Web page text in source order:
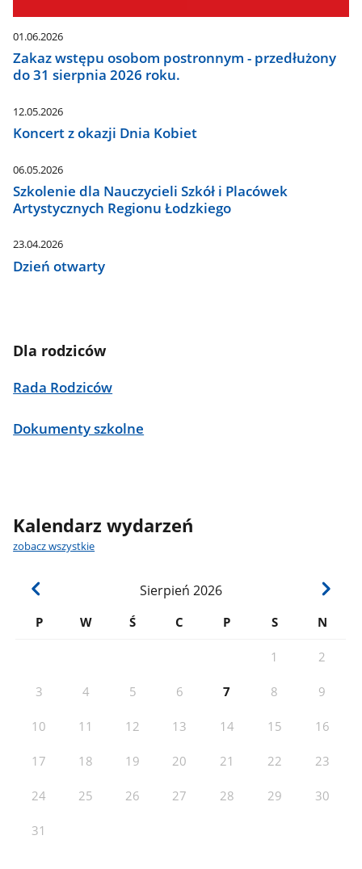
01.06.2026
Zakaz wstępu osobom postronnym - przedłużony
do 31 sierpnia 2026 roku.
12.05.2026
Koncert z okazji Dnia Kobiet
06.05.2026
Szkolenie dla Nauczycieli Szkół i Placówek
Artystycznych Regionu Łodzkiego
23.04.2026
Dzień otwarty
Dla rodziców
Rada Rodziców
Dokumenty szkolne
Kalendarz wydarzeń
zobacz wszystkie
Sierpień 2026
P W Ś C P S N
1 2
3 4 5 6 7 8 9
10 11 12 13 14 15 16
17 18 19 20 21 22 23
24 25 26 27 28 29 30
31